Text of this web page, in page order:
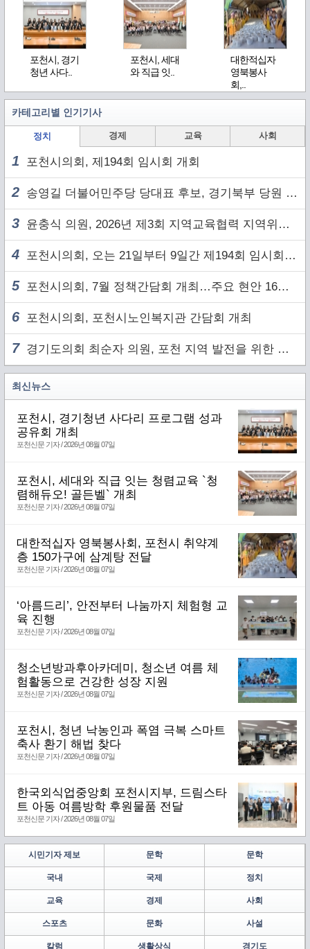
포천시, 경기
청년 사다..
포천시, 세대
와 직급 잇..
대한적십자
영북봉사
회,..
카테고리별 인기기사
정치 경제 교육 사회
1 포천시의회, 제194회 임시회 개회
2 송영길 더불어민주당 당대표 후보, 경기북부 당원 및 2030 세대와 ‘소통 행보’
3 윤충식 의원, 2026년 제3회 지역교육협력 지역위원회 주재
4 포천시의회, 오는 21일부터 9일간 제194회 임시회 개회
5 포천시의회, 7월 정책간담회 개최…주요 현안 16건 점검
6 포천시의회, 포천시노인복지관 간담회 개최
7경기도의회 최순자 의원, 포천 지역 발전을 위한 정담회 개최
최신뉴스
포천시, 경기청년 사다리 프로그램 성과
공유회 개최
포천신문 기자 / 2026년 08월 07일
포천시, 세대와 직급 잇는 청렴교육 `청
렴해듀오! 골든벨` 개최
포천신문 기자 / 2026년 08월 07일
대한적십자 영북봉사회, 포천시 취약계
층 150가구에 삼계탕 전달
포천신문 기자 / 2026년 08월 07일
‘아름드리’, 안전부터 나눔까지 체험형 교
육 진행
포천신문 기자 / 2026년 08월 07일
청소년방과후아카데미, 청소년 여름 체
험활동으로 건강한 성장 지원
포천신문 기자 / 2026년 08월 07일
포천시, 청년 낙농인과 폭염 극복 스마트
축사 환기 해법 찾다
포천신문 기자 / 2026년 08월 07일
한국외식업중앙회 포천시지부, 드림스타
트 아동 여름방학 후원물품 전달
포천신문 기자 / 2026년 08월 07일
시민기자 제보 문학 문학
국내 국제 정치
교육 경제 사회
스포츠 문화 사설
칼럼 생활상식 경기도